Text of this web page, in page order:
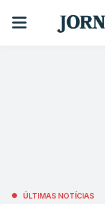
ÚLTIMAS NOTÍCIAS